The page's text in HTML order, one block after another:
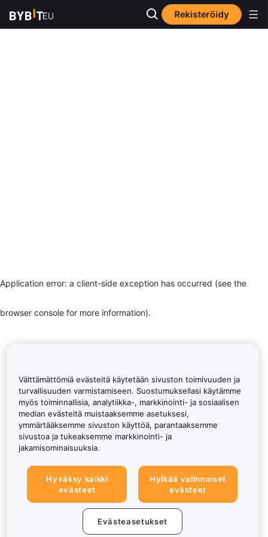
Rekisteröidy
Application error: a client-side exception has occurred (see the
browser console for more information).
Välttämättömiä evästeitä käytetään sivuston toimivuuden ja
turvallisuuden varmistamiseen. Suostumuksellasi käytämme
myös toiminnallisia, analytiikka-, markkinointi- ja sosiaalisen
median evästeitä muistaaksemme asetuksesi,
ymmärtääksemme sivuston käyttöä, parantaaksemme
sivustoa ja tukeaksemme markkinointi- ja
jakamisominaisuuksia.
Hyväksy kaikki
evästeet
Hylkää valinnaiset
evästeet
Evästeasetukset